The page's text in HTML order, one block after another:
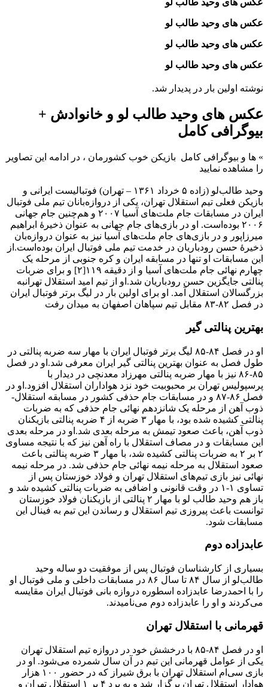
عکس های وحید طالب‌ لو
عکس های وحید طالب‌ لو
عکس های وحید طالب‌ لو
نوشته اولین بار در پدیدار شد.
عکس های وحید طالب‌ لو و خانوادش +
بیوگرافی کامل
» ها و بیوگرافی کامل بازیکن خوب کشورمان ، در ادامه این تصاویر
را مشاهده نمایید
وحید طالب‌لو (زاده ۵ خرداد ۱۳۶۱ – تهران) فوتبالیست ایرانی و
بازیکن فعلی تیم استقلال تهران، یکی از دروازه‌بانان تیم ملی فوتبال
ایران در مسابقات جام ملت‌های آسیا ۲۰۰۷ و هم‌چنین جام جهانی
۲۰۰۶ بوده‌است. او در بازی‌های جام جهانی به عنوان ذخیرهٔ ابراهیم
میرزاپور و در بازی‌های جام ملت‌های آسیا نیز به عنوان دروازه‌بان
ذخیرهٔ حسن رودباریان در خدمت تیم ملی فوتبال ایران بوده‌است.از
این مسابقات او تنها در مسابقه ایران و کره جنوبی از مرحله یک
چهارم نهائی جام ملت‌های آسیا و از دقیقه ۱۱۹[۲] و برای ضربات
پنالتی جایگزین حسن رودباریان شد.او از تیم امید استقلال تهرانبه
بزرگسالان استقلال آمد. او برای اولین بار در لیگ برتر فوتبال ایران
در فصل ۸۲-۸۳ مقابل تیم سپاهان اصفهان به میدان رفت
بهترین پنالتی‌ گیر
او در فصل ۸۴-۸۵ لیگ برتر فوتبال ایران با مهار سه ضربه پنالتی در
طول فصل به عنوان بهترین پنالتی گیر ایران معرفی شد.او در فصل
۸۵-۸۶ نیز با مهار ضربه پنالتی مهرزاد معدنچی در دیدار با
پرسپولیس تهران بر محبوبیت خود نزد هواداران استقلال افزود.او در
فصل ۸۶-۸۷ و در مسابقات جام حذفی کشور در مسابقه استقلال-
ذوب آهن از مرحله یک شانزدهم نهائی جام حذفی که به ضربات
پنالتی کشیده شده بود، با مهار ۳ ضربه از ۴ ضربه پنالتی بازیکنان
ذوب آهن، باعث صعود تیمش به مرحله بعدی شد.او در مرحله بعدی
این مسابقات و در مصاف استقلال با راه آهن نیز که با نتیجه مساوی
۲ بر ۲ به ضربات پنالتی کشیده شد، با مهار ۳ ضربه پنالتی باعث
صعود استقلال به مرحله نیمه نهائی جام حذفی شد. در مرحله نیمه
نهائی نیز بازی تیم‌های استقلال تهران و فولاد خوزستان پس از
تساوی ۱-۱ در وقت قانونی و اضافی به ضربات پنالتی کشیده شد و
باز هم وحید طالب لو با مهار ۲ پنالتی از بازیکنان فولاد خوزستان
توانست باعث پیروزی تیم استقلال و رساندن این تیم به فینال این
مسابقات شود.
عابدزاده دوم
بسیاری از کارشناسان فوتبال پس از موفقیت دو ساله وحید
طالب‌لو از سال ۸۴ تا سال ۸۶ در مسابقات داخلی و ملی فوتبال او
را با احمدرضا عابدزاده اسطوره دروازه بانی فوتبال ایران مقایسه
می‌کردند و او را عابدزاده دوم می‌نامیدند.
قهرمانی با استقلال تهران
او در فصل ۸۴-۸۵ با درخشش خود در دروازه تیم استقلال تهران
یکی از عوامل قهرمانی این تیم در آن سال شمرده می‌شود. او در
بازی سی‌ام استقلال تهران با برق شیراز که در حضور ۱۰۰ هزار
هوادار استقلال تهران برگزار شد و به برد ۴ بر ۱ استقلال تهران و